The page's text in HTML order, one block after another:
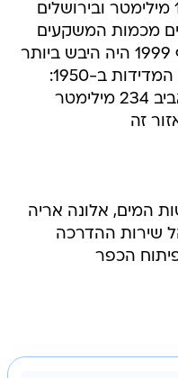
ירדה כמות משקעים של 1,064 מילימטר ובירושלים
מכמות המשקעים
הממוצעת באזורים אלה. חורף 1999 היה היבש ביותר
שידעה המדינה מאז שהתחילו המדידות ב-1950:
במשך החורף כולו ירדו בתל אביב 234 מילימטר
זה
המים, אלונה אריה
שירות ההדרכה
הכפר